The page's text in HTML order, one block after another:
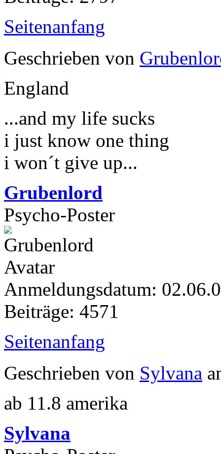
Seitenanfang
Geschrieben von
England
...and my life sucks
i just know one thing
i won´t give up...
Grubenlord
Psycho-Poster
Anmeldungsdatum:
Beiträge: 4571
Seitenanfang
Geschrieben von Sylvana
ab 11.8 amerika
Sylvana